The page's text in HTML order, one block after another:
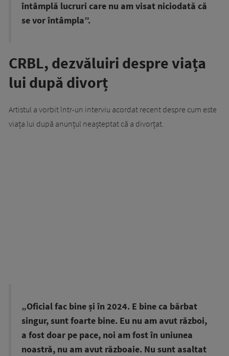
întâmplă lucruri care nu am visat niciodată că
se vor întâmpla”.
CRBL, dezvăluiri despre viața
lui după divorț
Artistul a vorbit într-un interviu acordat recent despre cum este
viața lui după anunțul neașteptat că a divorțat.
„Oficial fac bine și în 2024. E bine ca bărbat
singur, sunt foarte bine. Eu nu am avut război,
a fost doar pe pace, noi am fost în uniunea
noastră, nu am avut războaie. Nu sunt asaltat